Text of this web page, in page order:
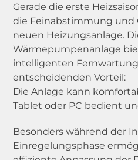
Gerade die erste
die Feinabstimmung und
neuen Heizungsanlage.
Wärmepumpenanlage
intelligenten
entscheidenden Vorteil:
Die Anlage kann
Tablet oder PC bedient
Besonders während der
Einregelungsphase